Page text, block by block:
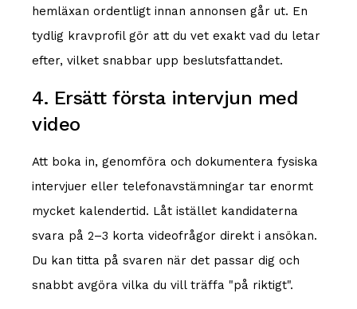
hemläxan ordentligt innan annonsen går ut. En
tydlig kravprofil gör att du vet exakt vad du letar
efter, vilket snabbar upp beslutsfattandet.
4. Ersätt första intervjun med
video
Att boka in, genomföra och dokumentera fysiska
intervjuer eller telefonavstämningar tar enormt
mycket kalendertid. Låt istället kandidaterna
svara på 2–3 korta videofrågor direkt i ansökan.
Du kan titta på svaren när det passar dig och
snabbt avgöra vilka du vill träffa "på riktigt".